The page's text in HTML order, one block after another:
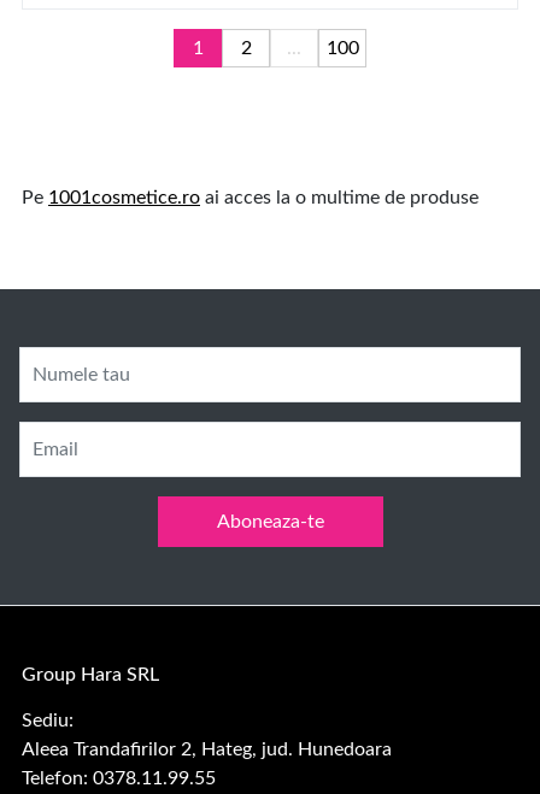
1 2 ... 100
Pe 1001cosmetice.ro ai acces la o multime de produse
Numele tau
Email
Aboneaza-te
Group Hara SRL
Sediu:
Aleea Trandafirilor 2, Hateg, jud. Hunedoara
Telefon: 0378.11.99.55